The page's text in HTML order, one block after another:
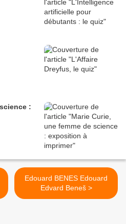
:
Edouard BENES Edouard
Edvard Beneš >